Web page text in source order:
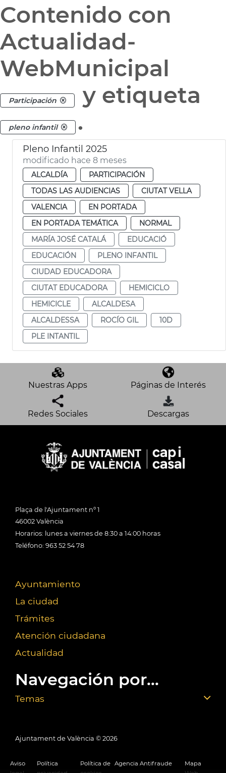
Contenido con
Actualidad-
WebMunicipal
Participación y etiqueta
pleno infantil .
Pleno Infantil 2025
modificado hace 8 meses
ALCALDÍA
PARTICIPACIÓN
TODAS LAS AUDIENCIAS
CIUTAT VELLA
VALENCIA
EN PORTADA
EN PORTADA TEMÁTICA
NORMAL
MARÍA JOSÉ CATALÁ
EDUCACIÓ
EDUCACIÓN
PLENO INFANTIL
CIUDAD EDUCADORA
CIUTAT EDUCADORA
HEMICICLO
HEMICICLE
ALCALDESA
ALCALDESSA
ROCÍO GIL
10D
PLE INTANTIL
Nuestras Apps Páginas de Interés
Redes Sociales Descargas
Plaça de l'Ajuntament nº 1
46002 València
Horarios: lunes a viernes de 8:30 a 14:00 horas
Teléfono: 963 52 54 78
Ayuntamiento
La ciudad
Trámites
Atención ciudadana
Actualidad
Navegación por...
Temas
Ajuntament de València © 2026
Aviso
Política
Política de Agencia Antifraude
Mapa